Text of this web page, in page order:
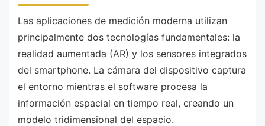
Las aplicaciones de medición moderna utilizan
principalmente dos tecnologías fundamentales: la
realidad aumentada (AR) y los sensores integrados
del smartphone. La cámara del dispositivo captura
el entorno mientras el software procesa la
información espacial en tiempo real, creando un
modelo tridimensional del espacio.